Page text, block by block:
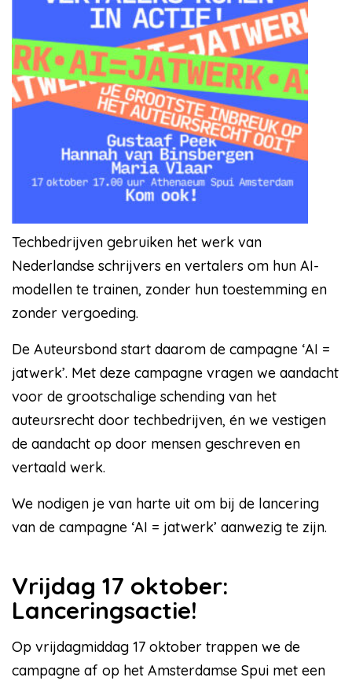
Techbedrijven gebruiken het werk van
Nederlandse schrijvers en vertalers om hun AI-
modellen te trainen, zonder hun toestemming en
zonder vergoeding.
De Auteursbond start daarom de campagne ‘AI =
jatwerk’. Met deze campagne vragen we aandacht
voor de grootschalige schending van het
auteursrecht door techbedrijven, én we vestigen
de aandacht op door mensen geschreven en
vertaald werk.
We nodigen je van harte uit om bij de lancering
van de campagne ‘AI = jatwerk’ aanwezig te zijn.
Vrijdag 17 oktober:
Lanceringsactie!
Op vrijdagmiddag 17 oktober trappen we de
campagne af op het Amsterdamse Spui met een